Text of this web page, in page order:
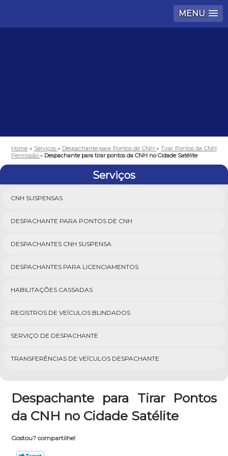
MENU
Home » Serviços» Despachante para Pontos de CNH» Tirar Pontos da CNH
Permissão» Despachante para tirar pontos da CNH no Cidade Satélite
Serviços
CNH SUSPENSAS
DESPACHANTE PARA PONTOS DE CNH
DESPACHANTES CNH SUSPENSA
DESPACHANTES PARA LICENCIAMENTOS
HABILITAÇÕES CASSADAS
REGISTROS DE VEÍCULOS BLINDADOS
SERVIÇO DE DESPACHANTE
TRANSFERÊNCIAS DE VEÍCULOS DESPACHANTE
Despachante para Tirar Pontos
da CNH no Cidade Satélite
Gostou? compartilhe!